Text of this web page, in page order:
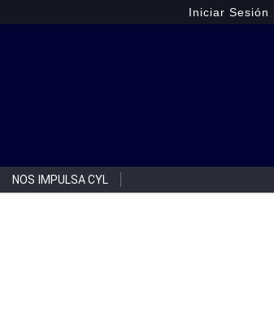
Iniciar Sesión
NOS IMPULSA CYL